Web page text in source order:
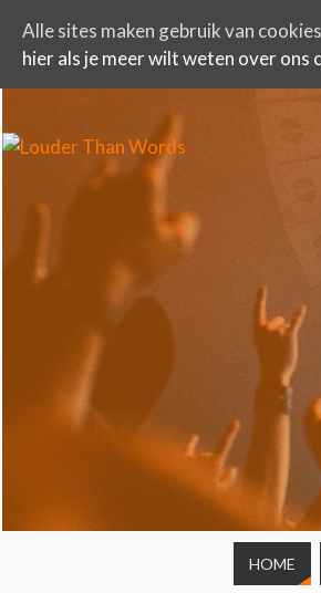
HOME
Alle sites maken gebruik van
hier als je meer wilt weten over ons